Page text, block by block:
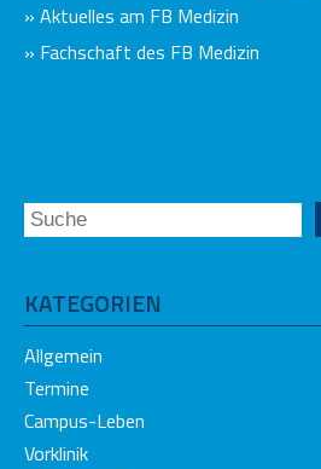
» Aktuelles am FB Medizin
» Fachschaft des FB Medizin
KATEGORIEN
Allgemein
Termine
Campus-Leben
Vorklinik